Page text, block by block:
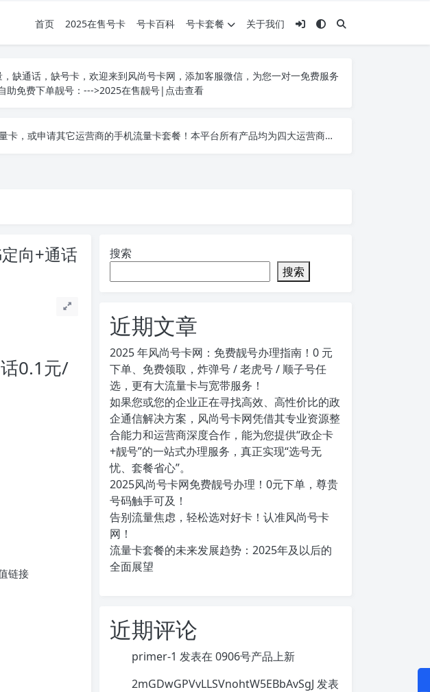
首页 2025在售号卡 号卡百科 号卡套餐 关于我们
缺通话，缺号卡，欢迎来到风尚号卡网，添加客服微信，为您一对一免费服务
助免费下单靓号：--->2025在售靓号|点击查看
营商、移动、联通、电信、广电正规卡，和营业厅办理的卡没有任何区别，您可以拨打人工客服或者登录线上营业厅均可查询！
向+通话
0.1元/
链接
搜索
搜索
近期文章
2025 年风尚号卡网：免费靓号办理指南！0 元
下单、免费领取，炸弹号 / 老虎号 / 顺子号任
选，更有大流量卡与宽带服务！
如果您或您的企业正在寻找高效、高性价比的政
企通信解决方案，风尚号卡网凭借其专业资源整
合能力和运营商深度合作，能为您提供“政企卡
+靓号”的一站式办理服务，真正实现“选号无
忧、套餐省心”。
2025风尚号卡网免费靓号办理！0元下单，尊贵
号码触手可及！
告别流量焦虑，轻松选对好卡！认准风尚号卡
网！
流量卡套餐的未来发展趋势：2025年及以后的
全面展望
近期评论
primer-1 发表在 0906号产品上新
2mGDwGPVvLLSVnohtW5EBbAvSgJ 发表